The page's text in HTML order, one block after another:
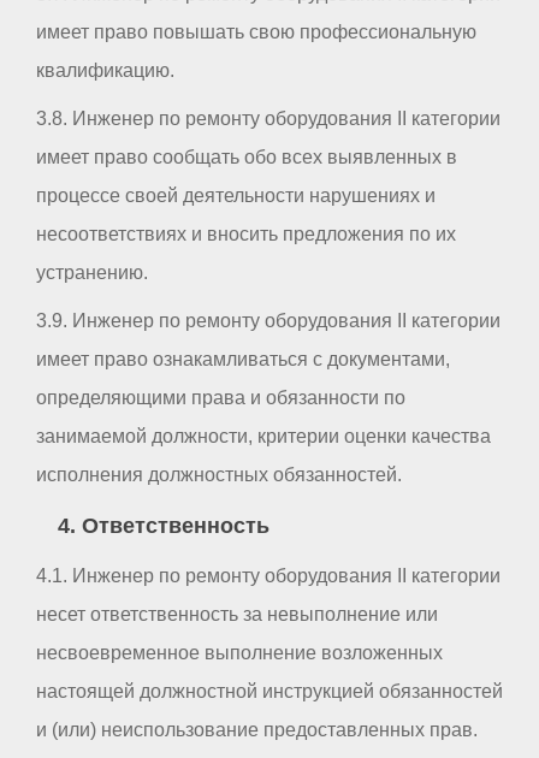
имеет право повышать свою профессиональную
квалификацию.
3.8. Инженер по ремонту оборудования II категории
имеет право сообщать обо всех выявленных в
процессе своей деятельности нарушениях и
несоответствиях и вносить предложения по их
устранению.
3.9. Инженер по ремонту оборудования II категории
имеет право ознакамливаться с документами,
определяющими права и обязанности по
занимаемой должности, критерии оценки качества
исполнения должностных обязанностей.
4. Ответственность
4.1. Инженер по ремонту оборудования II категории
несет ответственность за невыполнение или
несвоевременное выполнение возложенных
настоящей должностной инструкцией обязанностей
и (или) неиспользование предоставленных прав.